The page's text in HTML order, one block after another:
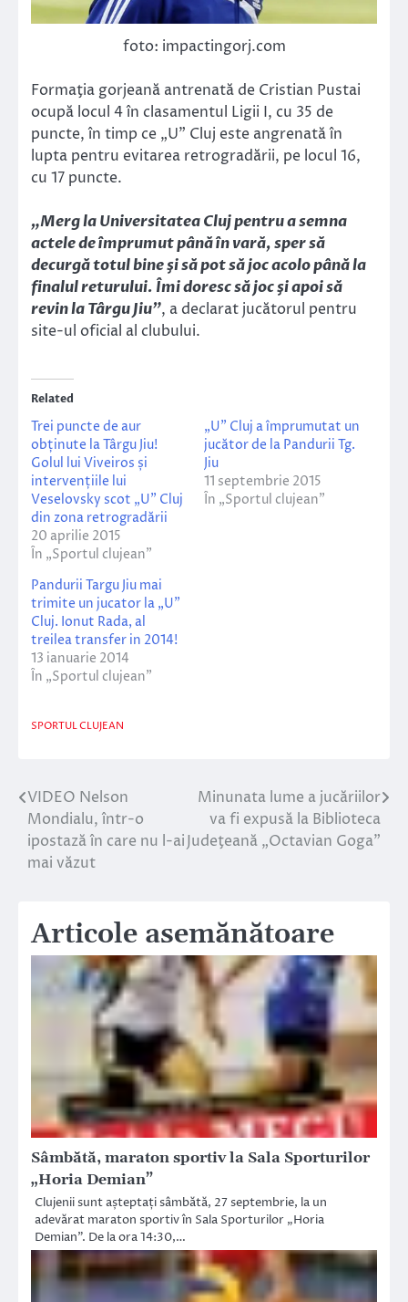
foto: impactingorj.com
Formaţia gorjeană antrenată de Cristian Pustai
ocupă locul 4 în clasamentul Ligii I, cu 35 de
puncte, în timp ce „U” Cluj este angrenată în
lupta pentru evitarea retrogradării, pe locul 16,
cu 17 puncte.
„Merg la Universitatea Cluj pentru a semna
actele de împrumut până în vară, sper să
decurgă totul bine şi să pot să joc acolo până la
finalul returului. Îmi doresc să joc şi apoi să
revin la Târgu Jiu”, a declarat jucătorul pentru
site-ul oficial al clubului.
Related
Trei puncte de aur
obținute la Târgu Jiu!
Golul lui Viveiros și
intervențiile lui
Veselovsky scot „U” Cluj
din zona retrogradării
20 aprilie 2015
În „Sportul clujean”
„U” Cluj a împrumutat un
jucător de la Pandurii Tg.
Jiu
11 septembrie 2015
În „Sportul clujean”
Pandurii Targu Jiu mai
trimite un jucator la „U”
Cluj. Ionut Rada, al
treilea transfer in 2014!
13 ianuarie 2014
În „Sportul clujean”
SPORTUL CLUJEAN
Navigare
în
articole
VIDEO Nelson
Mondialu, într-o
ipostază în care nu l-ai
mai văzut
Minunata lume a jucăriilor
va fi expusă la Biblioteca
Judeţeană „Octavian Goga”
Articole asemănătoare
Sâmbătă, maraton sportiv la Sala Sporturilor
„Horia Demian”
Clujenii sunt așteptați sâmbătă, 27 septembrie, la un
adevărat maraton sportiv în Sala Sporturilor „Horia
Demian”. De la ora 14:30,…